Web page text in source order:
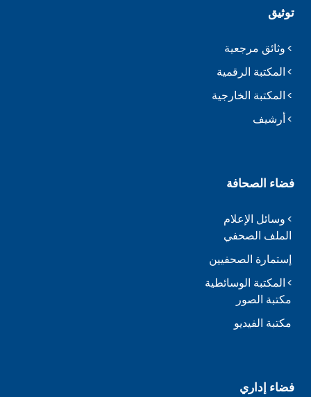
توثيق
وثائق مرجعية
المكتبة الرقمية
المكتبة الخارجية
أرشيف
فضاء الصحافة
وسائل الإعلام
الملف الصحفي
إستمارة الصحفيين
المكتبة الوسائطية
مكتبة الصور
مكتبة الفيديو
فضاء إداري